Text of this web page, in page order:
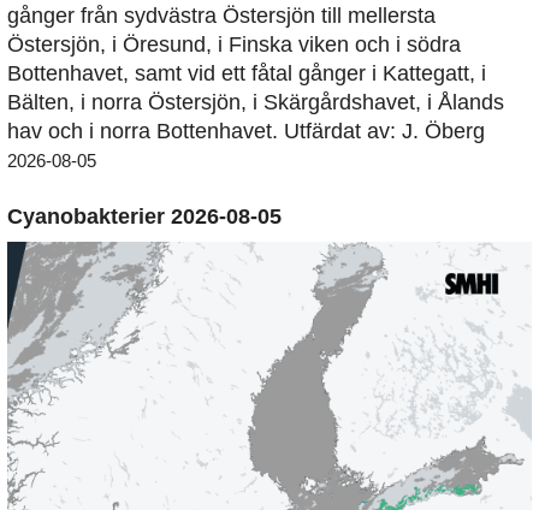
gånger från sydvästra Östersjön till mellersta
Östersjön, i Öresund, i Finska viken och i södra
Bottenhavet, samt vid ett fåtal gånger i Kattegatt, i
Bälten, i norra Östersjön, i Skärgårdshavet, i Ålands
hav och i norra Bottenhavet. Utfärdat av: J. Öberg
2026-08-05
Cyanobakterier 2026-08-05